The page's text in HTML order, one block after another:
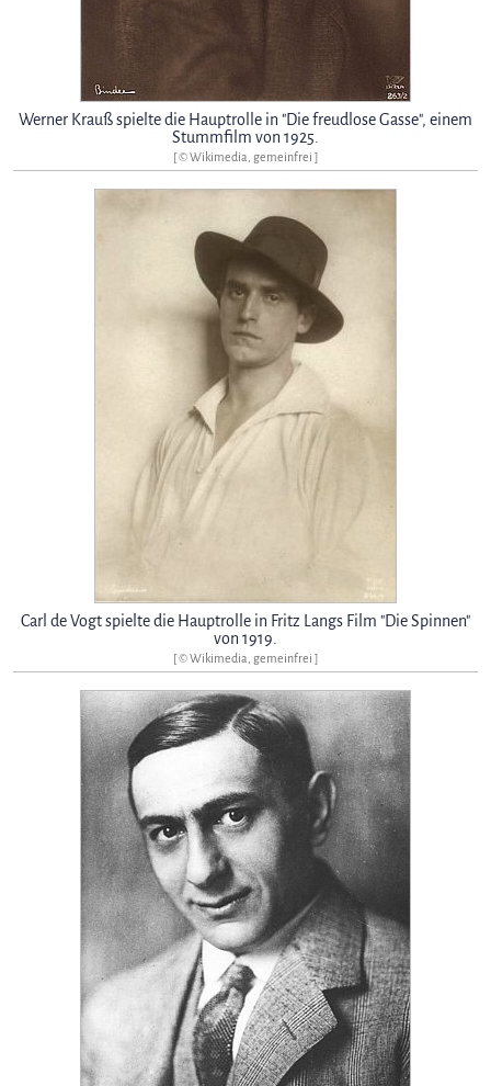
Werner Krauß spielte die Hauptrolle in "Die freudlose Gasse", einem
Stummfilm von 1925.
[ © Wikimedia, gemeinfrei ]
Carl de Vogt spielte die Hauptrolle in Fritz Langs Film "Die Spinnen"
von 1919.
[ © Wikimedia, gemeinfrei ]